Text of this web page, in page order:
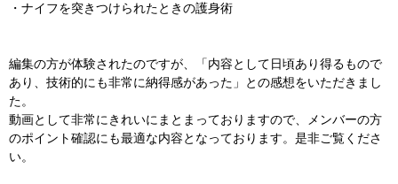
・ナイフを突きつけられたときの護身術
編集の方が体験されたのですが、「内容として日頃あり得るもので
あり、技術的にも非常に納得感があった」との感想をいただきまし
た。
動画として非常にきれいにまとまっておりますので、メンバーの方
のポイント確認にも最適な内容となっております。是非ご覧くださ
い。